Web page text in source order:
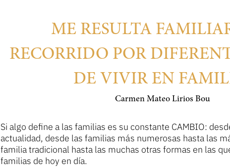
ME RESULTA
RECORRIDO POR
DE VIVIR EN
Carmen Mateo Lirios Bou
Si algo define a las familias es su constante CAMBIO:
actualidad, desde las familias más numerosas hasta las
familia tradicional hasta las muchas otras formas en las
familias de hoy en día.